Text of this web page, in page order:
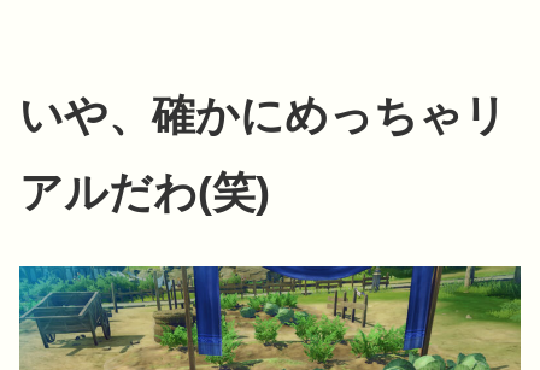
いや、確かにめっちゃリ
アルだわ(笑)